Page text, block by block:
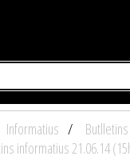
Informatius
informatius 21.06.14